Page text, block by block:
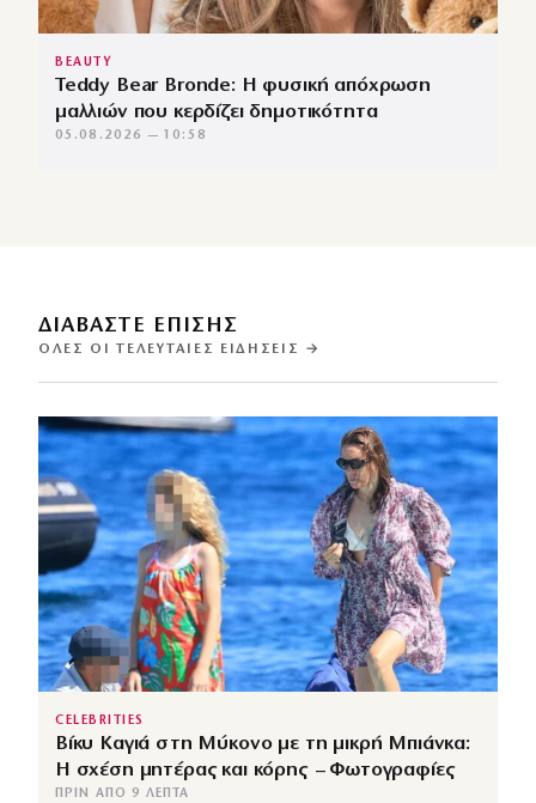
BEAUTY
Teddy Bear Bronde: Η φυσική απόχρωση
μαλλιών που κερδίζει δημοτικότητα
05.08.2026 — 10:58
ΔΙΑΒΑΣΤΕ ΕΠΙΣΗΣ
ΌΛΕΣ ΟΙ ΤΕΛΕΥΤΑΊΕΣ ΕΙΔΉΣΕΙΣ →
CELEBRITIES
Βίκυ Καγιά στη Μύκονο με τη μικρή Μπιάνκα:
Η σχέση μητέρας και κόρης – Φωτογραφίες
ΠΡΙΝ ΑΠΌ 9 ΛΕΠΤΆ